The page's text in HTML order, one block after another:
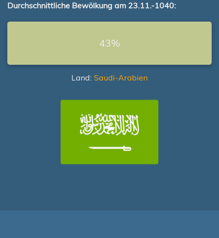
Durchschnittliche Bewölkung am 23.11.-1040:
43%
Land: Saudi-Arabien